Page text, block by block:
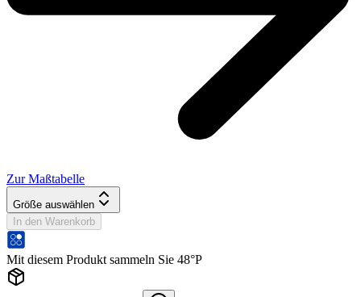
Zur Maßtabelle
Größe auswählen
In den Warenkorb
Mit diesem Produkt sammeln Sie 48°P